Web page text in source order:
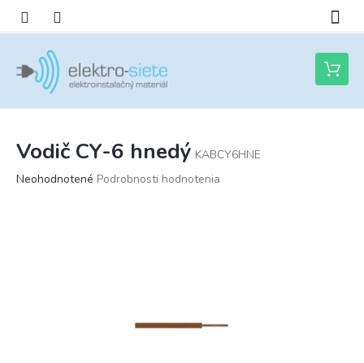
obsah
Nákupný
košík
Vodič CY-6 hnedý KABCY6HNE
Priemerné
Neohodnotené Podrobnosti hodnotenia